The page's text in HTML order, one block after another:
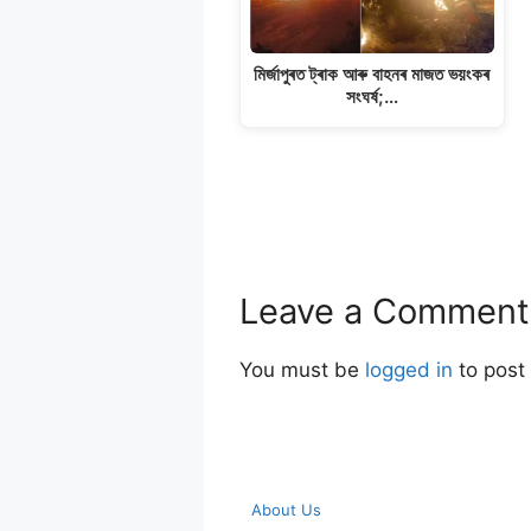
মিৰ্জাপুৰত ট্ৰাক আৰু বাহনৰ মাজত ভয়ংকৰ
সংঘৰ্ষ;…
Leave a Comment
You must be logged in to post
About Us